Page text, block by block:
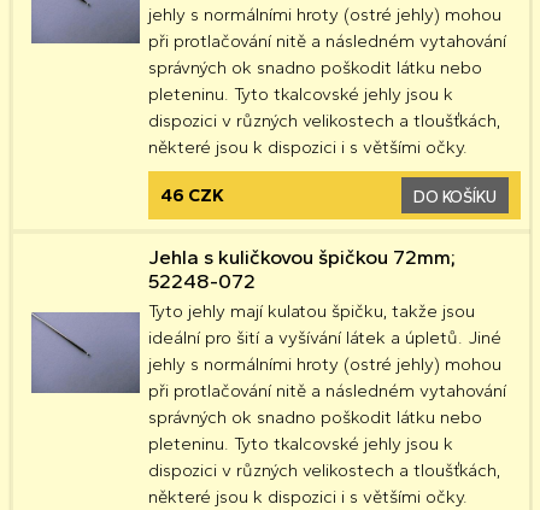
jehly s normálními hroty (ostré jehly) mohou
při protlačování nitě a následném vytahování
správných ok snadno poškodit látku nebo
pleteninu. Tyto tkalcovské jehly jsou k
dispozici v různých velikostech a tloušťkách,
některé jsou k dispozici i s většími očky.
46 CZK DO KOŠÍKU
Jehla s kuličkovou špičkou 72mm;
52248-072
Tyto jehly mají kulatou špičku, takže jsou
ideální pro šití a vyšívání látek a úpletů. Jiné
jehly s normálními hroty (ostré jehly) mohou
při protlačování nitě a následném vytahování
správných ok snadno poškodit látku nebo
pleteninu. Tyto tkalcovské jehly jsou k
dispozici v různých velikostech a tloušťkách,
některé jsou k dispozici i s většími očky.